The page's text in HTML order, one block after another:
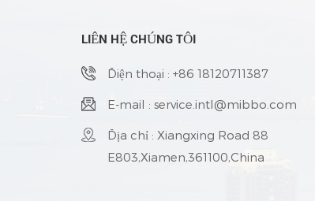
LIÊN HỆ CHÚNG TÔI
Điện thoại : +86 18120711387
E-mail : service.intl@mibbo.com
Địa chỉ : Xiangxing Road 88
E803,Xiamen,361100,China